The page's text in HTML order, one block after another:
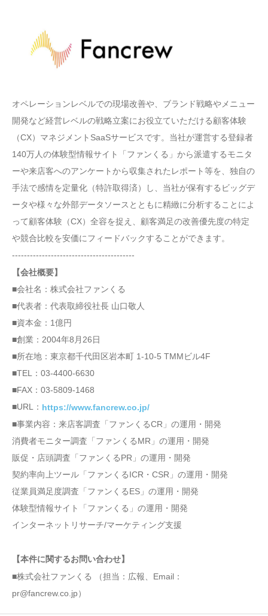
オペレーションレベルでの現場改善や、ブランド戦略やメニュー
開発など経営レベルの戦略立案にお役立ていただける顧客体験
（CX）マネジメントSaaSサービスです。当社が運営する登録者
140万人の体験型情報サイト「ファンくる」から派遣するモニタ
ーや来店客へのアンケートから収集されたレポート等を、独自の
手法で感情を定量化（特許取得済）し、当社が保有するビッグデ
ータや様々な外部データソースとともに精緻に分析することによ
って顧客体験（CX）全容を捉え、顧客満足の改善優先度の特定
や競合比較を安価にフィードバックすることができます。
-----------------------------------------
【会社概要】
■会社名：株式会社ファンくる
■代表者：代表取締役社長 山口敬人
■資本金：1億円
■創業：2004年8月26日
■所在地：東京都千代田区岩本町 1-10-5 TMMビル4F
■TEL：03-4400-6630
■FAX：03-5809-1468
■URL： https://www.fancrew.co.jp/
■事業内容：来店客調査「ファンくるCR」の運用・開発
消費者モニター調査「ファンくるMR」の運用・開発
販促・店頭調査「ファンくるPR」の運用・開発
契約率向上ツール「ファンくるICR・CSR」の運用・開発
従業員満足度調査「ファンくるES」の運用・開発
体験型情報サイト「ファンくる」の運用・開発
インターネットリサーチ/マーケティング支援
【本件に関するお問い合わせ】
■株式会社ファンくる （担当：広報、Email：
pr@fancrew.co.jp）